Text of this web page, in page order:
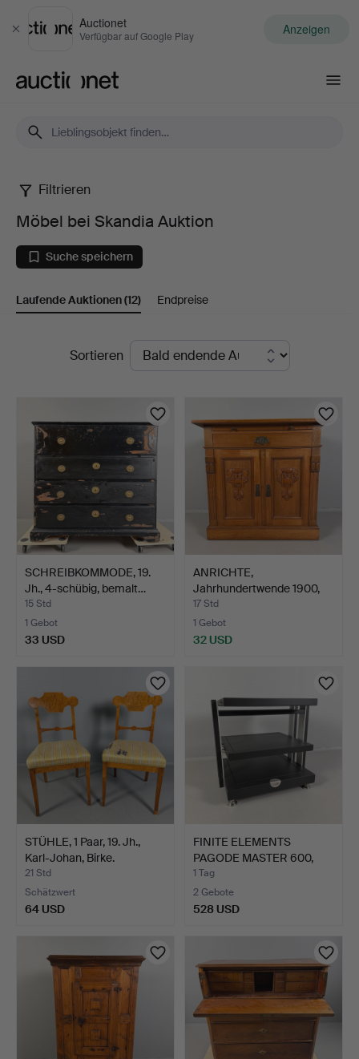
Schließen
Auctionet
Verfügbar auf Google Play Anzeigen
Möbel
bei
Skandia
Auktion
Filtrieren
Möbel bei Skandia Auktion
Suche speichern
Laufende Auktionen(12) Endpreise
LaufendeSortieren
SCHREIBKOMMODE, 19.
Jh., 4-schübig, bemalt…
15 Std
1 Gebot
33 USD
ANRICHTE,
Jahrhundertwende 1900,
Jugendsti…
17 Std
1 Gebot
32 USD
STÜHLE, 1 Paar, 19. Jh.,
Karl-Johan, Birke.
21 Std
Schätzwert
64 USD
FINITE ELEMENTS
PAGODE MASTER 600,
Stereob…
1 Tag
2 Gebote
528 USD